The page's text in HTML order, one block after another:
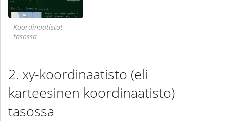
Koordinaatistot
tasossa
xy-koordinaatisto (eli
karteesinen koordinaatisto)
tasossa